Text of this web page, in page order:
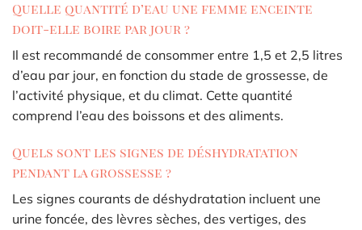
Quelle quantité d’eau une femme enceinte
doit-elle boire par jour ?
Il est recommandé de consommer entre 1,5 et 2,5 litres
d’eau par jour, en fonction du stade de grossesse, de
l’activité physique, et du climat. Cette quantité
comprend l’eau des boissons et des aliments.
Quels sont les signes de déshydratation
pendant la grossesse ?
Les signes courants de déshydratation incluent une
urine foncée, des lèvres sèches, des vertiges, des